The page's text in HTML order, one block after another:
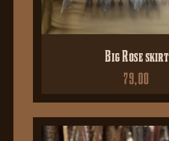
Big Rose skirt
79,00